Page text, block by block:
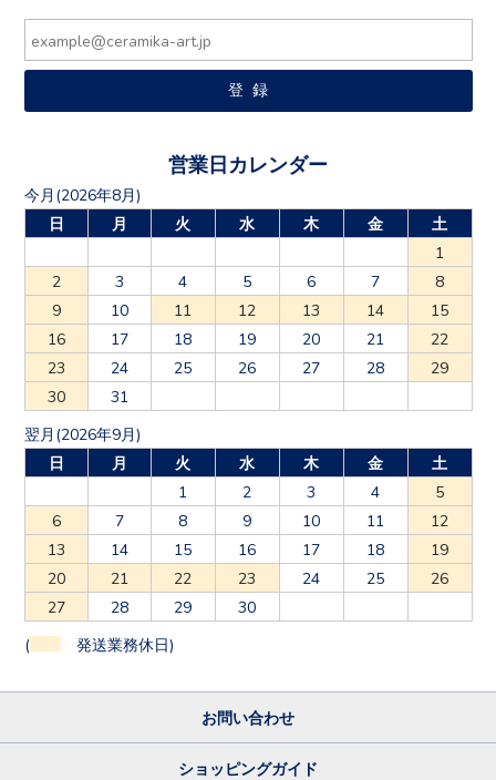
営業日カレンダー
今月(2026年8月)
日
月 火 水 木 金
土
1
2
3 4 5 6 7
8
9
10 11 12 13 14
15
16
17 18 19 20 21
22
23
24 25 26 27 28
29
30
31
翌月(2026年9月)
日
月 火 水 木 金
土
1
2 3 4
5
6
7 8 9 10 11
12
13
14 15 16 17 18
19
20
21 22 23 24 25
26
27
28 29 30
( 発送業務休日)
お問い合わせ
ショッピングガイド